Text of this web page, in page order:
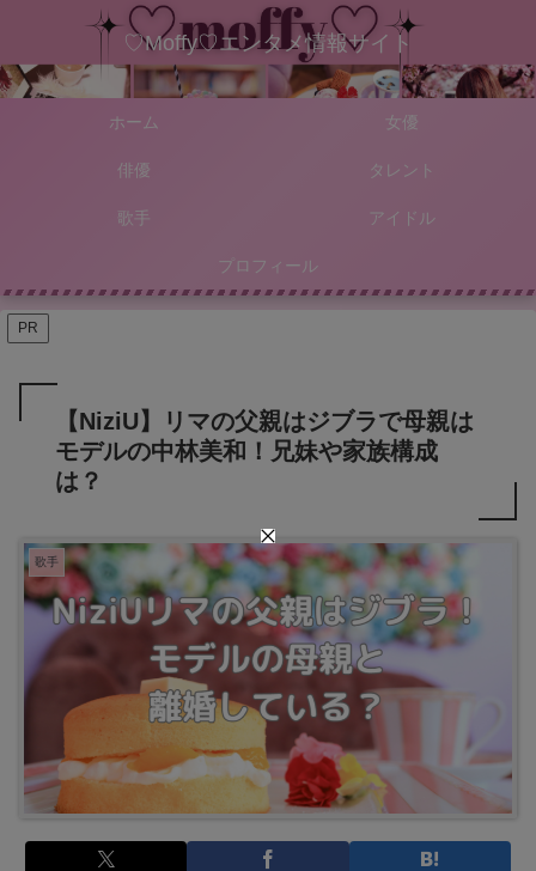
♡Moffy♡エンタメ情報サイト
ホーム 女優
俳優 タレント
歌手 アイドル
プロフィール
PR
【NiziU】リマの父親はジブラで母親は
モデルの中林美和！兄妹や家族構成
は？
歌手